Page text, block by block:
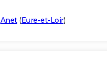
Anet(Eure-et-Loir)